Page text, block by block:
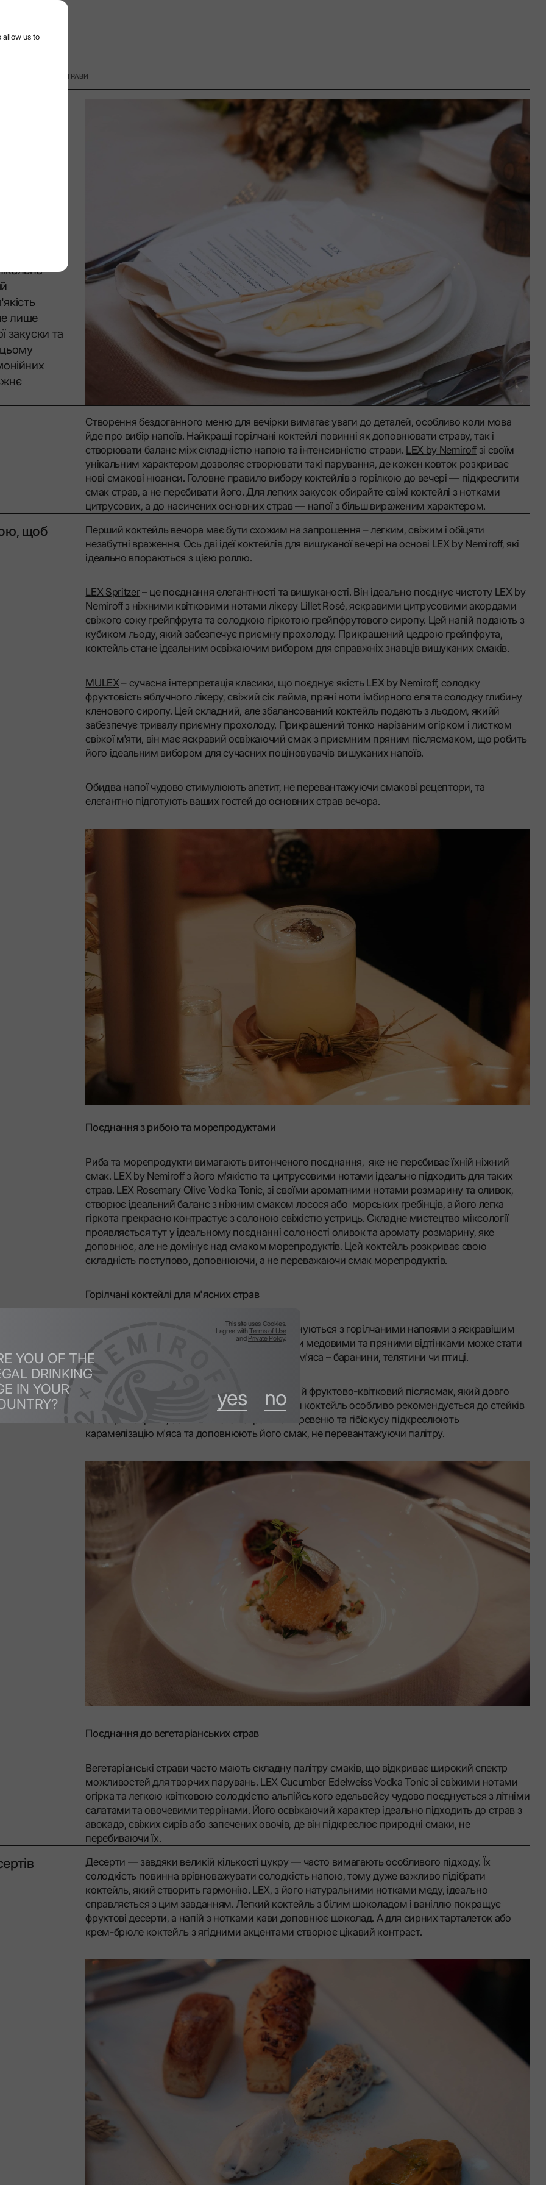
allow us to
YOU OF THE
DRINKING
IN YOUR
This site uses Cookies.
I agree withTerms of Use
and Private Policy.
yes no
ДЛЯ КОЖНОГО СТРАВИ
не
на
горілка
лише
закуски та
Створення бездоганного меню для вечірки вимагає уваги до деталей, особливо коли мова
йде про вибір напоїв. Найкращі горілчані коктейлі повинні як доповнювати страву, так і
створювати баланс між складністю напою та інтенсивністю страви. LEX by Nemiroffзі своїм
унікальним характером дозволяє створювати такі парування, де кожен ковток розкриває
нові смакові нюанси. Головне правило вибору коктейлів з горілкою до вечері — підкреслити
смак страв, а не перебивати його. Для легких закусок обирайте свіжі коктейлі з нотками
цитрусових, а до насичених основних страв — напої з більш вираженим характером.
щоб
Перший коктейль вечора має бути схожим на запрошення – легким, свіжим і обіцяти
незабутні враження. Ось дві ідеї коктейлів для вишуканої вечері на основі LEX by Nemiroff, які
ідеально впораються з цією роллю.
LEX Spritzer– це поєднання елегантності та вишуканості. Він ідеально поєднує чистоту LEX by
Nemiroff з ніжними квітковими нотами лікеру Lillet Rosé, яскравими цитрусовими акордами
свіжого соку грейпфрута та солодкою гіркотою грейпфрутового сиропу. Цей напій подають з
кубиком льоду, який забезпечує приємну прохолоду. Прикрашений цедрою грейпфрута,
коктейль стане ідеальним освіжаючим вибором для справжніх знавців вишуканих смаків.
MULEX – сучасна інтерпретація класики, що поєднує якість LEX by Nemiroff, солодку
фруктовість яблучного лікеру, свіжий сік лайма, пряні ноти імбирного еля та солодку глибину
кленового сиропу. Цей складний, але збалансований коктейль подають з льодом, якийй
забезпечує тривалу приємну прохолоду. Прикрашений тонко нарізаним огірком і листком
свіжої м'яти, він має яскравий освіжаючий смак з приємним пряним післясмаком, що робить
його ідеальним вибором для сучасних поціновувачів вишуканих напоїв.
Обидва напої чудово стимулюють апетит, не перевантажуючи смакові рецептори, та
елегантно підготують ваших гостей до основних страв вечора.
Поєднання з рибою та морепродуктами
Риба та морепродукти вимагають витонченого поєднання, яке не перебиває їхній ніжний
смак. LEX by Nemiroff з його м'якістю та цитрусовими нотами ідеально підходить для таких
страв. LEX Rosemary Olive Vodka Tonic, зі своїми ароматними нотами розмарину та оливок,
створює ідеальний баланс з ніжним смаком лосося або морських гребінців, а його легка
гіркота прекрасно контрастує з солоною свіжістю устриць. Складне мистецтво міксології
проявляється тут у ідеальному поєднанні солоності оливок та аромату розмарину, яке
доповнює, але не домінує над смаком морепродуктів. Цей коктейль розкриває свою
складність поступово, доповнюючи, а не переважаючи смак морепродуктів.
Горілчані коктейлі для м'ясних страв
М'ясні страви з багатим смаком чудово поєднуються з горілчаними напоями з яскравішим
характером. LEX by Nemiroff зі своїми теплими медовими та пряними відтінками може стати
блискучим доповненням до будь-якого виду м'яса – баранини, телятини чи птиці.
LEX Rhubarb Hibiscus Vodka Tonic має виразний фруктово-квітковий післясмак, який довго
залишається, підкреслюючи смак страви. Цей коктейль особливо рекомендується до стейків
або страв з гриля, оскільки його яскраві ноти ревеню та гібіскусу підкреслюють
карамелізацію м'яса та доповнюють його смак, не перевантажуючи палітру.
Поєднання до вегетаріанських страв
Вегетаріанські страви часто мають складну палітру смаків, що відкриває широкий спектр
можливостей для творчих парувань. LEX Cucumber Edelweiss Vodka Tonic зі свіжими нотами
огірка та легкою квітковою солодкістю альпійського едельвейсу чудово поєднується з літніми
салатами та овочевими террінами. Його освіжаючий характер ідеально підходить до страв з
авокадо, свіжих сирів або запечених овочів, де він підкреслює природні смаки, не
перебиваючи їх.
Десерти — завдяки великій кількості цукру — часто вимагають особливого підходу. Їх
солодкість повинна врівноважувати солодкість напою, тому дуже важливо підібрати
коктейль, який створить гармонію. LEX, з його натуральними нотками меду, ідеально
справляється з цим завданням. Легкий коктейль з білим шоколадом і ваніллю покращує
фруктові десерти, а напій з нотками кави доповнює шоколад. А для сирних тарталеток або
крем-брюле коктейль з ягідними акцентами створює цікавий контраст.